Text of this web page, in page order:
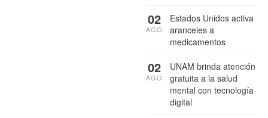
Estados Unidos activa
aranceles a
medicamentos
02
AGO
UNAM brinda atención
gratuita a la salud
mental con tecnología
digital
02
AGO